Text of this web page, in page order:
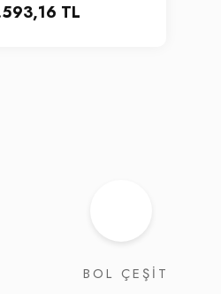
TL
BOL ÇEŞİT